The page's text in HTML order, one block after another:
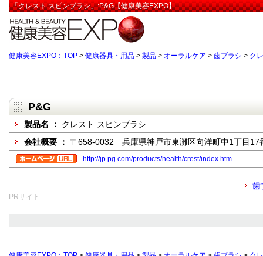
「クレスト スピンブラシ」:P&G【健康美容EXPO】
健康美容EXPO：TOP > 健康器具・用品 > 製品 > オーラルケア > 歯ブラシ > ク
P&G
製品名 ： クレスト スピンブラシ
会社概要 ： 〒658-0032 兵庫県神戸市東灘区向洋町中1丁目17
http://jp.pg.com/products/health/crest/index.htm
歯
PRサイト